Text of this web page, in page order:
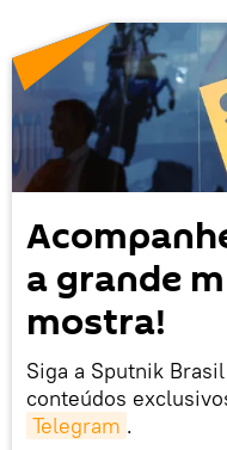
a grande
mostra!
Siga a Sputnik
conteúdos
Telegram .